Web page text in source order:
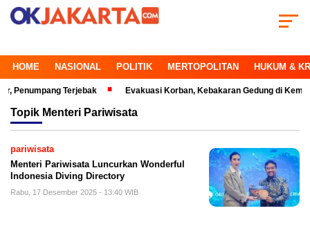
HOME NASIONAL POLITIK MERTOPOLITAN HUKUM &
Terjebak Evakuasi Korban, Kebakaran Gedung di Kemayoran
Topik Menteri Pariwisata
pariwisata
Menteri Pariwisata Luncurkan Wonderful
Indonesia Diving Directory
Rabu, 17 Desember 2025 - 13:40 WIB